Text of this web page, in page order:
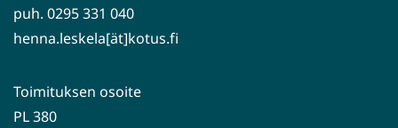
puh. 0295 331 040
henna.leskela[ät]kotus.fi
Toimituksen osoite
PL 380